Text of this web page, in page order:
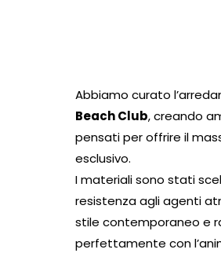
Abbiamo curato
Beach Club, creando
pensati per offrire il
esclusivo.
I materiali sono stati
resistenza agli agenti
stile contemporaneo e
perfettamente con